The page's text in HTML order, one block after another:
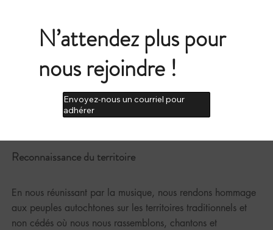
N’attendez plus pour
nous rejoindre !
Envoyez-nous un courriel pour
adhérer
Reconnaissance du territoire
En nous réunissant par la musique, nous rendons hommage
aux peuples autochtones sur les territoires traditionnels et
non cédés où nous nous rassemblons, chantons et